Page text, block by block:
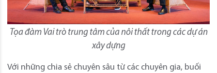
Tọa đàm Vai trò trung tâm của nôi thất trong các dự án
xây dựng
Với những chia sẻ chuyên sâu từ các chuyên gia, buối